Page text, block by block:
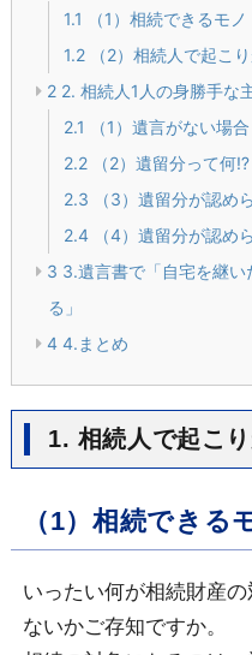
1.1 （1）相続できるモ
1.2（2）相続人で起こ
22. 相続人1人の身勝手な
2.1 （1）遺言がない場合
2.2（2）遺留分って何⁉︎
2.3 （3）遺留分が認め
2.4（4）遺留分が認め
3 3.遺言書で「自宅を継
る」
44.まとめ
1. 相続人で起こ
（1）相続できる
いったい何が相続財産
ないかご存知ですか。